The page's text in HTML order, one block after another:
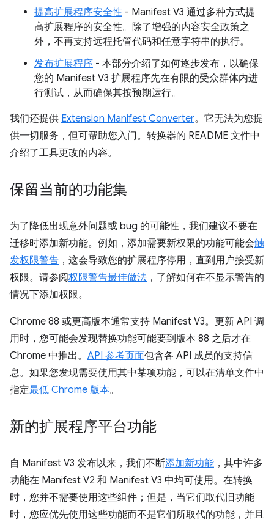
提高扩展程序安全性 - Manifest V3 通过多种方式提
高扩展程序的安全性。除了增强的内容安全政策之
外，不再支持远程托管代码和任意字符串的执行。
发布扩展程序 - 本部分介绍了如何逐步发布，以确保
您的 Manifest V3 扩展程序先在有限的受众群体内进
行测试，从而确保其按预期运行。
我们还提供 Extension Manifest Converter。它无法为您提
供一切服务，但可帮助您入门。转换器的 README 文件中
介绍了工具更改的内容。
保留当前的功能集
为了降低出现意外问题或 bug 的可能性，我们建议不要在
迁移时添加新功能。例如，添加需要新权限的功能可能会触
发权限警告 ，这会导致您的扩展程序停用，直到用户接受新
权限。请参阅权限警告最佳做法 ，了解如何在不显示警告的
情况下添加权限。
Chrome 88 或更高版本通常支持 Manifest V3。更新 API 调
用时，您可能会发现替换功能可能要到版本 88 之后才在
Chrome 中推出。 API 参考页面包含各 API 成员的支持信
息。如果您发现需要使用其中某项功能，可以在清单文件中
指定最低 Chrome 版本。
新的扩展程序平台功能
自 Manifest V3 发布以来，我们不断添加新功能 ，其中许多
功能在 Manifest V2 和 Manifest V3 中均可使用。在转换
时，您并不需要使用这些组件；但是，当它们取代旧功能
时，您应优先使用这些功能而不是它们所取代的功能，并且